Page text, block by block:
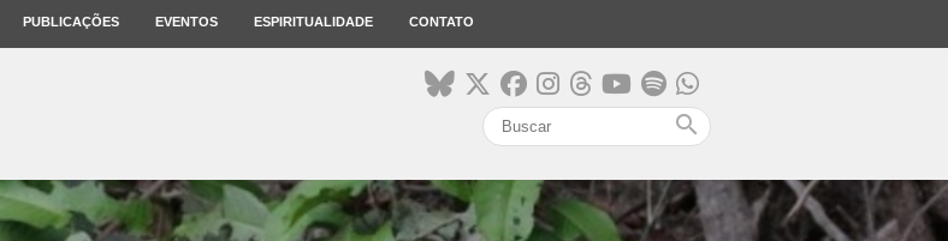
PUBLICAÇÕES EVENTOS ESPIRITUALIDADE CONTATO
search